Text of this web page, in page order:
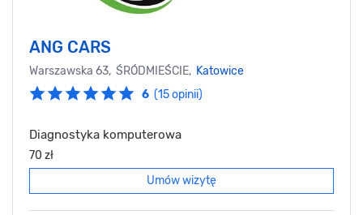
ANG CARS
Warszawska 63, ŚRÓDMIEŚCIE, Katowice
6 (15 opinii)
Diagnostyka komputerowa
70 zł
Umów wizytę